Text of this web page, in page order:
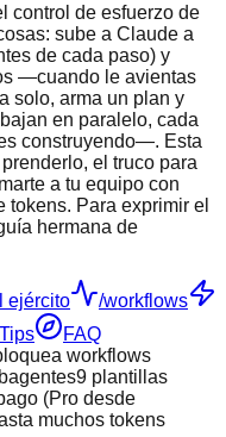
control de esfuerzo de
sube a Claude a
de cada paso) y
—cuando le avientas
solo, arma un plan y
en paralelo, cada
construyendo—. Esta
el truco para
a tu equipo con
Para exprimir el
hermana de
ejército
/workflows
Tips
FAQ
workflows
9 plantillas
(Pro desde
muchos tokens